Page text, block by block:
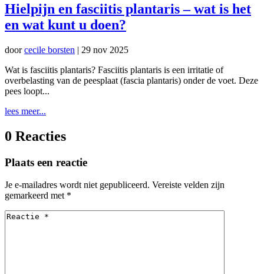
Hielpijn en fasciitis plantaris – wat is het
en wat kunt u doen?
doorcecile borsten | 29 nov 2025
Wat is fasciitis plantaris? Fasciitis plantaris is een irritatie of
overbelasting van de peesplaat (fascia plantaris) onder de voet. Deze
pees loopt...
lees meer...
0 Reacties
Plaats een reactie
Je e-mailadres wordt niet gepubliceerd. Vereiste velden zijn
gemarkeerd met *